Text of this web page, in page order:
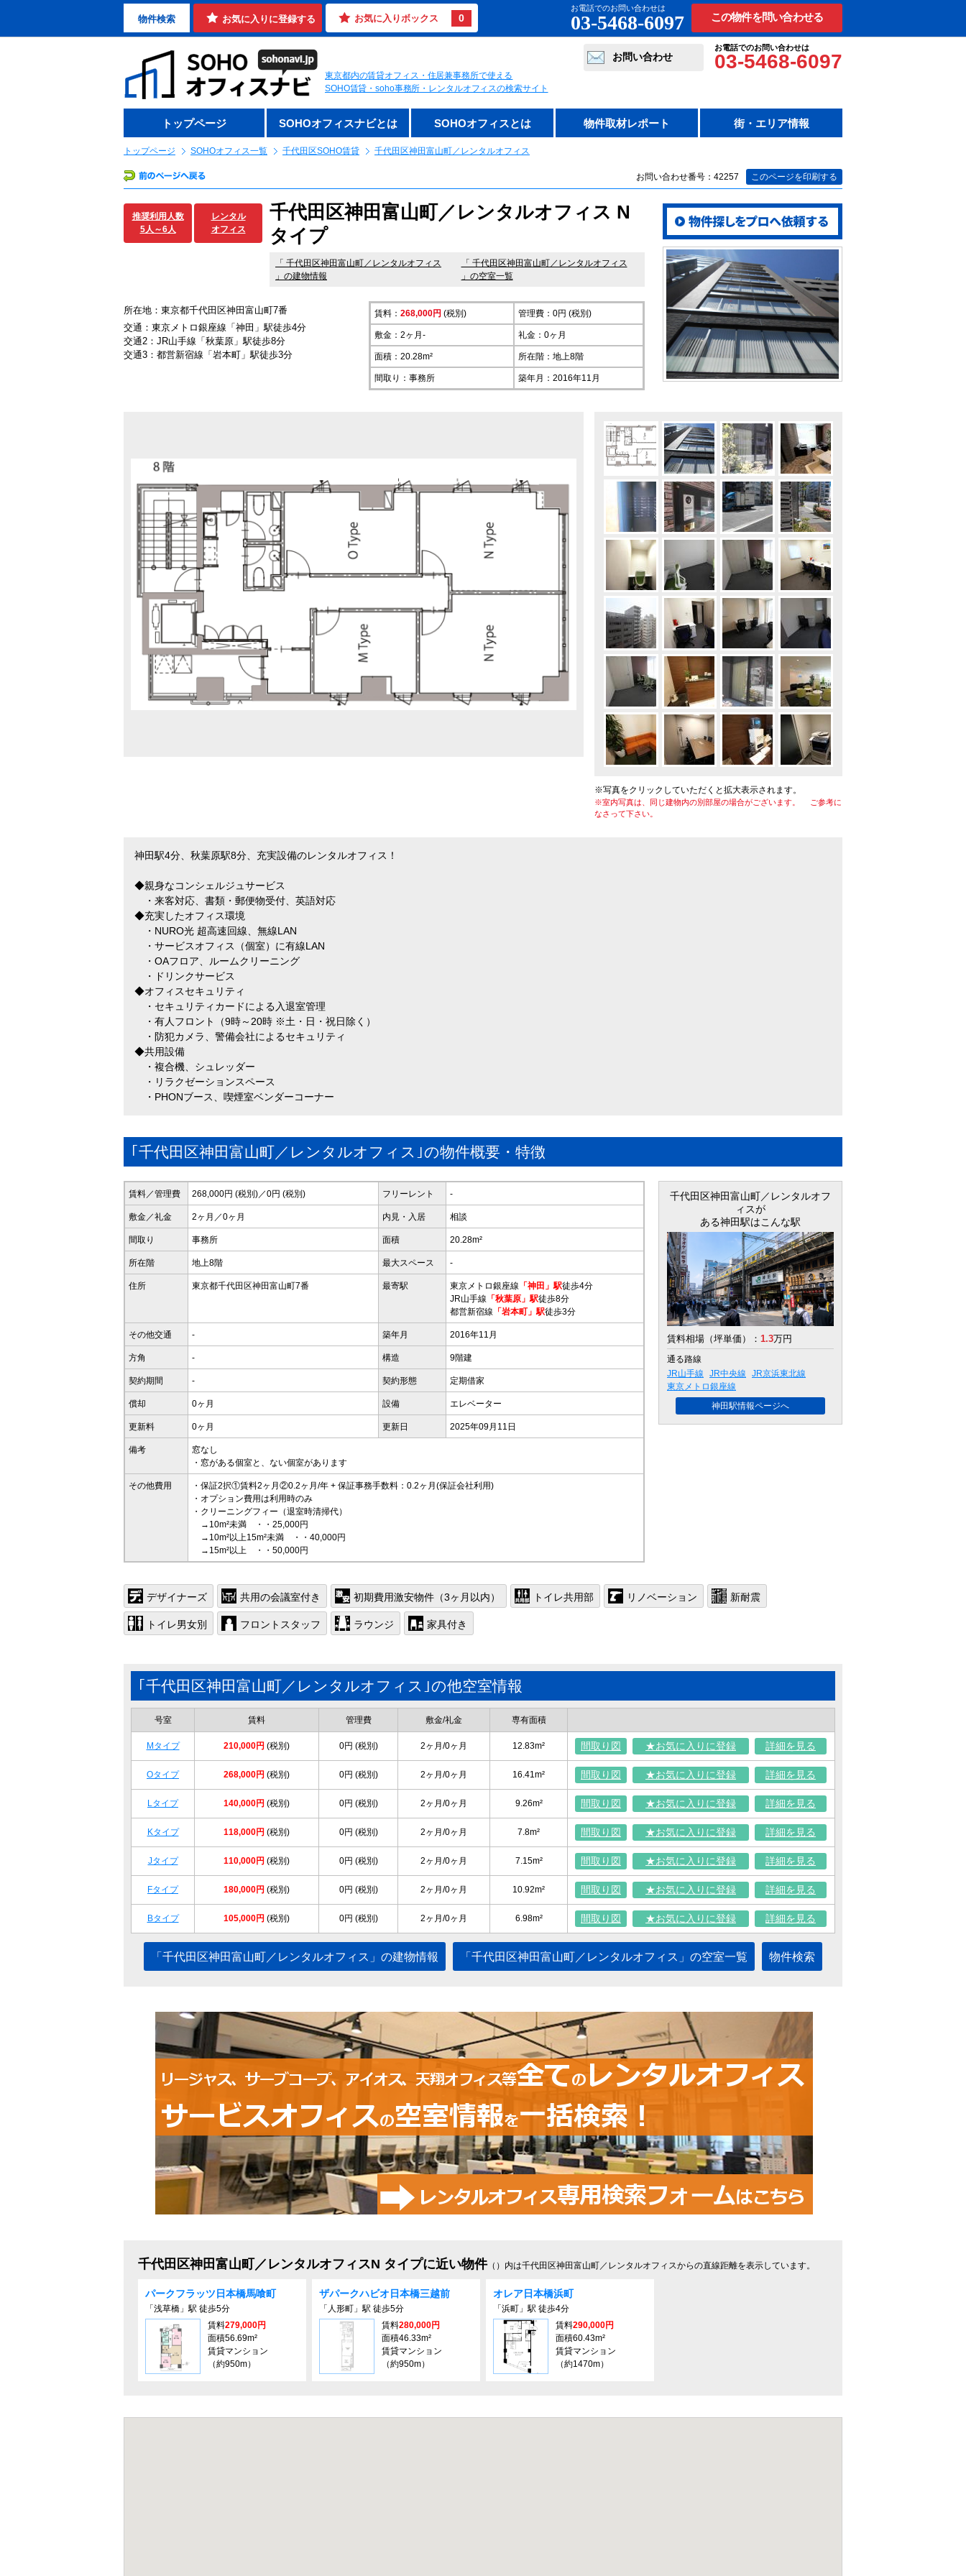
物件検索 お気に入りに登録する お気に入りボックス 0
お電話でのお問い合わせは
03-5468-6097 この物件を問い合わせる
東京都内の賃貸オフィス・住居兼事務所で使える
SOHO賃貸・soho事務所・レンタルオフィスの検索サイト
お電話でのお問い合わせは
03-5468-6097
お問い合わせ
トップページ SOHOオフィスナビとは SOHOオフィスとは 物件取材レポート 街・エリア情報
トップページ SOHOオフィス一覧 千代田区SOHO賃貸 千代田区神田富山町／レンタルオフィス
お問い合わせ番号：42257 このページを印刷する
推奨利用人数
5人～6人
レンタル
オフィス
千代田区神田富山町／レンタルオフィス N
タイプ
「 千代田区神田富山町／レンタルオフィス
」の建物情報
「 千代田区神田富山町／レンタルオフィス
」の空室一覧
所在地：東京都千代田区神田富山町7番
交通：東京メトロ銀座線「神田」駅徒歩4分
交通2：JR山手線「秋葉原」駅徒歩8分
交通3：都営新宿線「岩本町」駅徒歩3分
賃料： 268,000円 (税別) 管理費：0円 (税別)
敷金：2ヶ月- 礼金：0ヶ月
面積：20.28m² 所在階： 地上8階
間取り：事務所 築年月：2016年11月
※写真をクリックしていただくと拡大表示されます。
※室内写真は、同じ建物内の別部屋の場合がございます。 ご参考に
なさって下さい。
神田駅4分、秋葉原駅8分、充実設備のレンタルオフィス！
◆親身なコンシェルジュサービス
・来客対応、書類・郵便物受付、英語対応
◆充実したオフィス環境
・NURO光 超高速回線、無線LAN
・サービスオフィス（個室）に有線LAN
・OAフロア、ルームクリーニング
・ドリンクサービス
◆オフィスセキュリティ
・セキュリティカードによる入退室管理
・有人フロント（9時～20時 ※土・日・祝日除く）
・防犯カメラ、警備会社によるセキュリティ
◆共用設備
・複合機、シュレッダー
・リラクゼーションスペース
・PHONブース、喫煙室ベンダーコーナー
｢千代田区神田富山町／レンタルオフィス｣の物件概要・特徴
賃料／管理費 268,000円 (税別)／0円 (税別) フリーレント -
敷金／礼金 2ヶ月／0ヶ月 内見・入居 相談
間取り 事務所 面積 20.28m²
所在階 地上8階 最大スペース -
住所 東京都千代田区神田富山町7番 最寄駅 東京メトロ銀座線 「神田」駅徒歩4分
JR山手線 「秋葉原」駅徒歩8分
都営新宿線 「岩本町」駅徒歩3分
その他交通 - 築年月 2016年11月
方角 - 構造 9階建
契約期間 - 契約形態 定期借家
償却 0ヶ月 設備 エレベーター
更新料 0ヶ月 更新日 2025年09月11日
備考
窓なし
・窓がある個室と、ない個室があります
その他費用
・保証2択①賃料2ヶ月②0.2ヶ月/年 + 保証事務手数料：0.2ヶ月(保証会社利用)
・オプション費用は利用時のみ
・クリーニングフィー（退室時清掃代）
→10m²未満 ・・25,000円
→10m²以上15m²未満 ・・40,000円
→15m²以上 ・・50,000円
千代田区神田富山町／レンタルオフ
ィスが
ある神田駅はこんな駅
賃料相場（坪単価）： 1.3万円
通る路線
JR山手線
JR中央線
JR京浜東北線
東京メトロ銀座線
神田駅情報ページへ
デザイナーズ 共用の会議室付き 初期費用激安物件（3ヶ月以内） トイレ共用部 リノベーション 新耐震
トイレ男女別 フロントスタッフ ラウンジ 家具付き
｢千代田区神田富山町／レンタルオフィス｣の他空室情報
号室 賃料 管理費 敷金/礼金 専有面積
Mタイプ 210,000円 (税別) 0円 (税別) 2ヶ月/0ヶ月 12.83m² 間取り図 ★お気に入りに登録 詳細を見る
Oタイプ 268,000円 (税別) 0円 (税別) 2ヶ月/0ヶ月 16.41m² 間取り図 ★お気に入りに登録 詳細を見る
Lタイプ 140,000円 (税別) 0円 (税別) 2ヶ月/0ヶ月 9.26m² 間取り図 ★お気に入りに登録 詳細を見る
Kタイプ 118,000円 (税別) 0円 (税別) 2ヶ月/0ヶ月 7.8m² 間取り図 ★お気に入りに登録 詳細を見る
Jタイプ 110,000円 (税別) 0円 (税別) 2ヶ月/0ヶ月 7.15m² 間取り図 ★お気に入りに登録 詳細を見る
Fタイプ 180,000円 (税別) 0円 (税別) 2ヶ月/0ヶ月 10.92m² 間取り図 ★お気に入りに登録 詳細を見る
Bタイプ 105,000円 (税別) 0円 (税別) 2ヶ月/0ヶ月 6.98m² 間取り図 ★お気に入りに登録 詳細を見る
「千代田区神田富山町／レンタルオフィス」の建物情報 「千代田区神田富山町／レンタルオフィス」の空室一覧 物件検索
千代田区神田富山町／レンタルオフィスN タイプに近い物件（）内は千代田区神田富山町／レンタルオフィスからの直線距離を表示しています。
パークフラッツ日本橋馬喰町
「浅草橋」駅 徒歩5分
賃料279,000円
面積56.69m²
賃貸マンション
（約950m）
ザパークハビオ日本橋三越前
「人形町」駅 徒歩5分
賃料280,000円
面積46.33m²
賃貸マンション
（約950m）
オレア⽇本橋浜町
「浜町」駅 徒歩4分
賃料290,000円
面積60.43m²
賃貸マンション
（約1470m）